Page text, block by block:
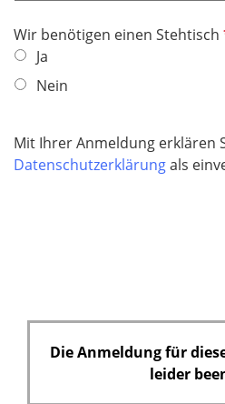
c
t
l
d
Wir benötigen einen Stehtisch
t
Ja
Nein
Mit Ihrer Anmeldung erklären
Datenschutzerklärungals
Die Anmeldung für
leider